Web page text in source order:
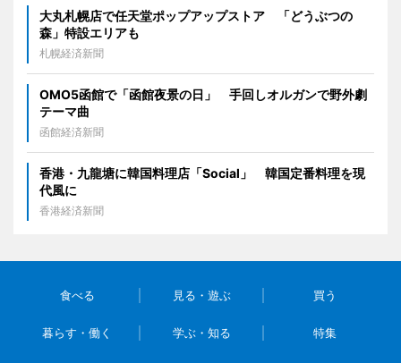
大丸札幌店で任天堂ポップアップストア 「どうぶつの
森」特設エリアも
札幌経済新聞
OMO5函館で「函館夜景の日」 手回しオルガンで野外劇
テーマ曲
函館経済新聞
香港・九龍塘に韓国料理店「Social」 韓国定番料理を現
代風に
香港経済新聞
食べる 見る・遊ぶ 買う
暮らす・働く 学ぶ・知る 特集